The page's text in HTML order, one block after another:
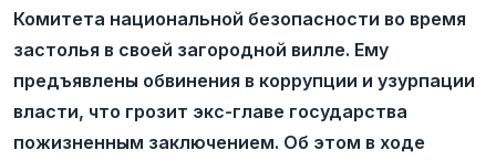
Комитета национальной безопасности во время
застолья в своей загородной вилле. Ему
предъявлены обвинения в коррупции и узурпации
власти, что грозит экс-главе государства
пожизненным заключением. Об этом в ходе